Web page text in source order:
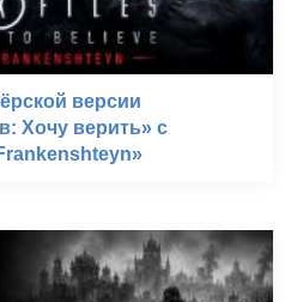
версии
Хочу верить» с